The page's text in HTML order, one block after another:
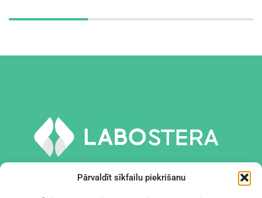
Pārvaldīt sīkfailu piekrišanu